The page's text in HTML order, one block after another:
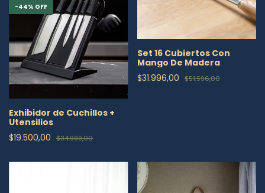
-44% OFF
Exhibidor de Cuchillos +
Utensilios
$19.500,00
$34.999,00
Set 16 Cubiertos Con
Mango De Madera
$31.996,00 $51.596,00